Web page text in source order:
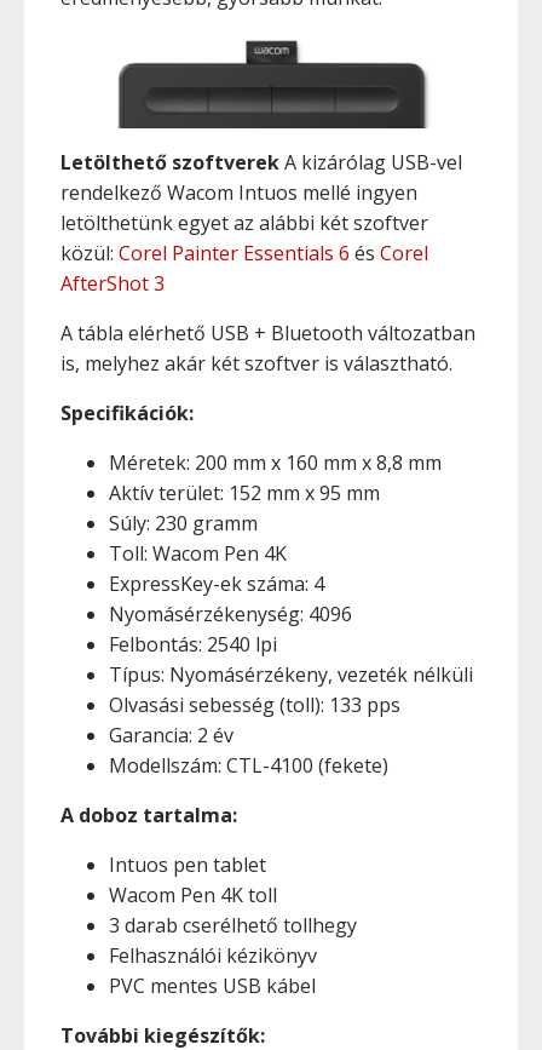
Letölthető szoftverekA kizárólag USB-vel
rendelkező Wacom Intuos mellé ingyen
letölthetünk egyet az alábbi két szoftver
közül: Corel Painter Essentials 6 és Corel
AfterShot 3
A tábla elérhető USB + Bluetooth változatban
is, melyhez akár két szoftver is választható.
Specifikációk:
Méretek: 200 mm x 160 mm x 8,8 mm
Aktív terület: 152 mm x 95 mm
Súly: 230 gramm
Toll: Wacom Pen 4K
ExpressKey-ek száma: 4
Nyomásérzékenység: 4096
Felbontás: 2540 lpi
Típus: Nyomásérzékeny, vezeték nélküli
Olvasási sebesség (toll): 133 pps
Garancia: 2 év
Modellszám: CTL-4100 (fekete)
A doboz tartalma:
Intuos pen tablet
Wacom Pen 4K toll
3 darab cserélhető tollhegy
Felhasználói kézikönyv
PVC mentes USB kábel
További kiegészítők: